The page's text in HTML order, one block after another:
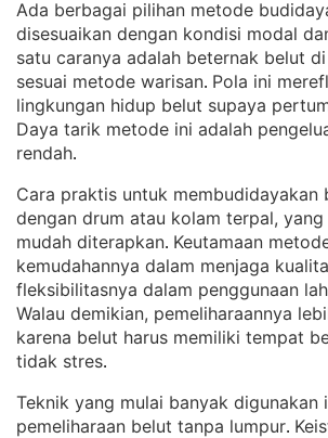
Ada berbagai pilihan metode
disesuaikan dengan kondisi modal
satu caranya adalah beternak belut
sesuai metode warisan. Pola ini
lingkungan hidup belut supaya
Daya tarik metode ini adalah
rendah.
Cara praktis untuk membudidayakan
dengan drum atau kolam terpal,
mudah diterapkan. Keutamaan
kemudahannya dalam menjaga
fleksibilitasnya dalam penggunaan
Walau demikian, pemeliharaannya
karena belut harus memiliki tempat
tidak stres.
Teknik yang mulai banyak digunakan
pemeliharaan belut tanpa lumpur.